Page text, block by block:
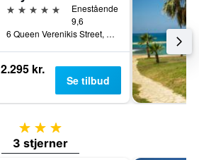
5 stjerner
Enestående
9,6
6 Queen Verenikis Street, Paphos, Cypern
2.295 kr.
Se tilbud
3 stjerner
3 stjerner